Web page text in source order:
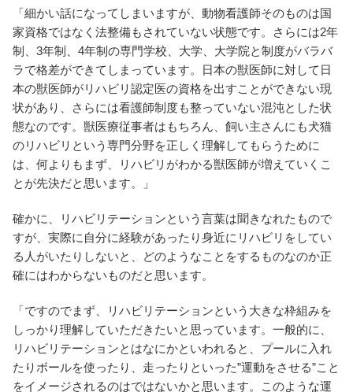
「細かい話になってしまいますが、動物看護師そのものは国
家資格ではなく法整備もされていない状態です。さらには2年
制、3年制、4年制の専門学校、大学、大学院と制度がバラバ
ラで格差ができてしまっています。日本の獣医師に対して日
本の獣医師がリハビリ認定医の資格を出すことができない現
状があり、さらには看護師制度も整っていない混沌とした状
態なのです。獣医療従事者はもちろん、飼い主さんにも犬猫
のリハビリという専門分野を正しく理解してもらうために
は、何よりもまず、リハビリがわかる獣医師が増えていくこ
とが先決だと思います。」
確かに、リハビリテーションという言葉は聞きなれたもので
すが、実際に自分に経験があったり身近にリハビリをしてい
る人がいたりしないと、どのようなことをするものなのか正
確にはわからないものだと思います。
「ですのでまず、リハビリテーションという大きな枠組みを
しっかり理解していただきたいと思っています。一般的に、
リハビリテーションとはなにかといわれると、プールに入れ
たりボールを使ったり、走ったりといった”運動をさせる”こと
をイメージされるのはではないかと思います。このような運